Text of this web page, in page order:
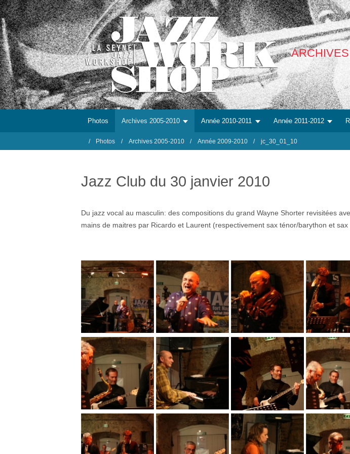
Photos Archives 2005-2010 Année 2010-2011 Année 2011-2012
Photos Archives 2005-2010 Année 2009-2010 jc_30_01_10
Jazz Club du 30 janvier 2010
Du jazz vocal au masculin: des compositions du grand Wayne Shorter revisitées
mains de maitres par Ricardo et Laurent (respectivement sax ténor/barython et